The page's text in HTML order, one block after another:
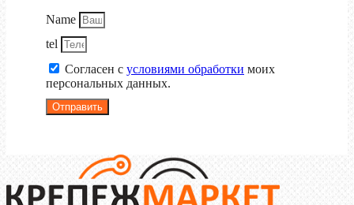
Name
tel
Согласен с условиями обработки моих
персональных данных.
Отправить